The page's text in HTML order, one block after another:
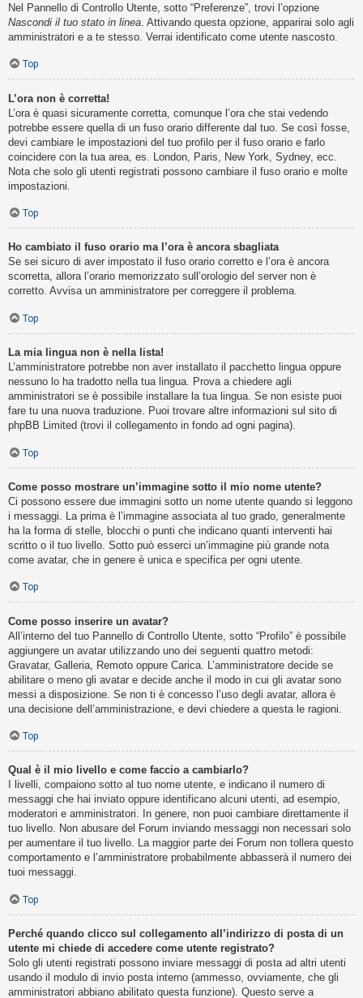
Nel Pannello di Controllo Utente, sotto “Preferenze”, trovi l’opzione
Nascondi il tuo stato in linea . Attivando questa opzione, apparirai solo agli
amministratori e a te stesso. Verrai identificato come utente nascosto.
Top
L’ora non è corretta!
L’ora è quasi sicuramente corretta, comunque l’ora che stai vedendo
potrebbe essere quella di un fuso orario differente dal tuo. Se così fosse,
devi cambiare le impostazioni del tuo profilo per il fuso orario e farlo
coincidere con la tua area, es. London, Paris, New York, Sydney, ecc.
Nota che solo gli utenti registrati possono cambiare il fuso orario e molte
impostazioni.
Top
Ho cambiato il fuso orario ma l’ora è ancora sbagliata
Se sei sicuro di aver impostato il fuso orario corretto e l’ora è ancora
scorretta, allora l’orario memorizzato sull’orologio del server non è
corretto. Avvisa un amministratore per correggere il problema.
Top
La mia lingua non è nella lista!
L’amministratore potrebbe non aver installato il pacchetto lingua oppure
nessuno lo ha tradotto nella tua lingua. Prova a chiedere agli
amministratori se è possibile installare la tua lingua. Se non esiste puoi
fare tu una nuova traduzione. Puoi trovare altre informazioni sul sito di
phpBB Limited (trovi il collegamento in fondo ad ogni pagina).
Top
Come posso mostrare un’immagine sotto il mio nome utente?
Ci possono essere due immagini sotto un nome utente quando si leggono
i messaggi. La prima è l’immagine associata al tuo grado, generalmente
ha la forma di stelle, blocchi o punti che indicano quanti interventi hai
scritto o il tuo livello. Sotto può esserci un’immagine più grande nota
come avatar, che in genere è unica e specifica per ogni utente.
Top
Come posso inserire un avatar?
All’interno del tuo Pannello di Controllo Utente, sotto “Profilo” è possibile
aggiungere un avatar utilizzando uno dei seguenti quattro metodi:
Gravatar, Galleria, Remoto oppure Carica. L’amministratore decide se
abilitare o meno gli avatar e decide anche il modo in cui gli avatar sono
messi a disposizione. Se non ti è concesso l’uso degli avatar, allora è
una decisione dell’amministrazione, e devi chiedere a questa le ragioni.
Top
Qual è il mio livello e come faccio a cambiarlo?
I livelli, compaiono sotto al tuo nome utente, e indicano il numero di
messaggi che hai inviato oppure identificano alcuni utenti, ad esempio,
moderatori e amministratori. In genere, non puoi cambiare direttamente il
tuo livello. Non abusare del Forum inviando messaggi non necessari solo
per aumentare il tuo livello. La maggior parte dei Forum non tollera questo
comportamento e l’amministratore probabilmente abbasserà il numero dei
tuoi messaggi.
Top
Perché quando clicco sul collegamento all’indirizzo di posta di un
utente mi chiede di accedere come utente registrato?
Solo gli utenti registrati possono inviare messaggi di posta ad altri utenti
usando il modulo di invio posta interno (ammesso, ovviamente, che gli
amministratori abbiano abilitato questa funzione). Questo serve a